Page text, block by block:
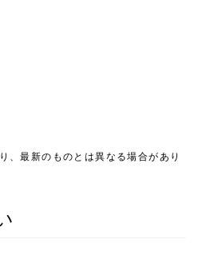
、最新のものとは異なる場合があり